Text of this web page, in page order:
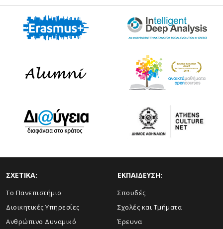
ΣΧΕΤΙΚΑ:
Το Πανεπιστήμιο
Διοικητικές Υπηρεσίες
Ανθρώπινο Δυναμικό
ΕΚΠΑΙΔΕΥΣΗ:
Σπουδές
Σχολές και Τμήματα
Έρευνα